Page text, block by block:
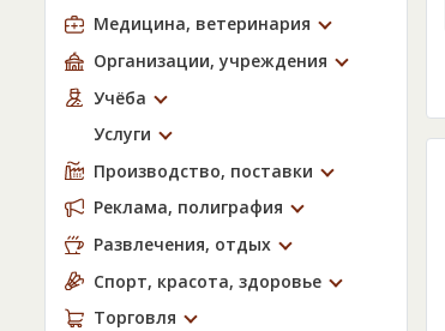
Медицина, ветеринария
Организации, учреждения
Учёба
Услуги
Производство, поставки
Реклама, полиграфия
Развлечения, отдых
Спорт, красота, здоровье
Торговля